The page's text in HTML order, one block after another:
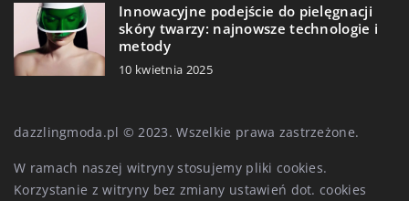
Innowacyjne podejście do pielęgnacji
skóry twarzy: najnowsze technologie i
metody
10 kwietnia 2025
dazzlingmoda.pl © 2023. Wszelkie prawa zastrzeżone.
W ramach naszej witryny stosujemy pliki cookies.
Korzystanie z witryny bez zmiany ustawień dot. cookies